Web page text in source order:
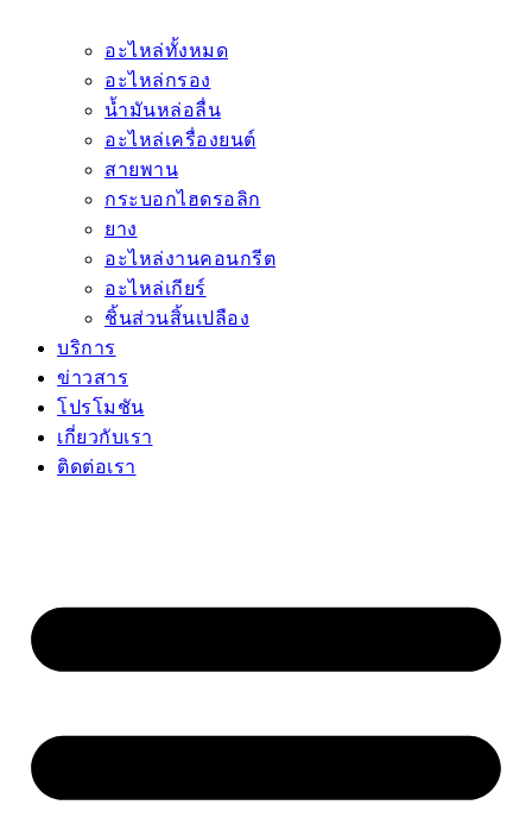
อะไหล่ทั้งหมด
อะไหล่กรอง
น้ำมันหล่อลื่น
อะไหล่เครื่องยนต์
สายพาน
กระบอกไฮดรอลิก
ยาง
อะไหล่งานคอนกรีต
อะไหล่เกียร์
ชิ้นส่วนสิ้นเปลือง
บริการ
ข่าวสาร
โปรโมชัน
เกี่ยวกับเรา
ติดต่อเรา